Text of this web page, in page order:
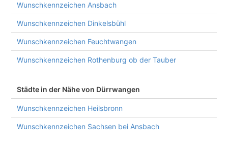
Wunschkennzeichen Ansbach
Wunschkennzeichen Dinkelsbühl
Wunschkennzeichen Feuchtwangen
Wunschkennzeichen Rothenburg ob der Tauber
Städte in der Nähe von Dürrwangen
Wunschkennzeichen Heilsbronn
Wunschkennzeichen Sachsen bei Ansbach